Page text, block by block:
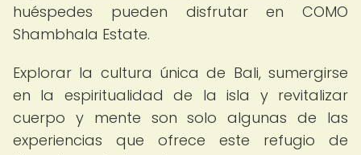
huéspedes pueden disfrutar en COMO
Shambhala Estate.
Explorar la cultura única de Bali, sumergirse
en la espiritualidad de la isla y revitalizar
cuerpo y mente son solo algunas de las
experiencias que ofrece este refugio de